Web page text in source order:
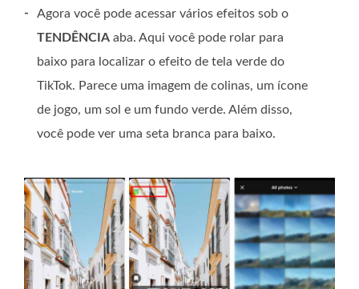
-
Agora você pode acessar vários efeitos sob o
TENDÊNCIA aba. Aqui você pode rolar para
baixo para localizar o efeito de tela verde do
TikTok. Parece uma imagem de colinas, um ícone
de jogo, um sol e um fundo verde. Além disso,
você pode ver uma seta branca para baixo.